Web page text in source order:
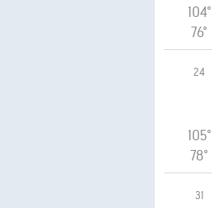
104°
76°
24
105°
78°
31